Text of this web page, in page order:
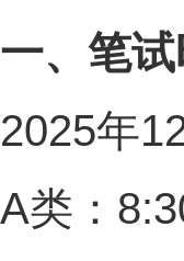
一、笔试
2025年
A类：